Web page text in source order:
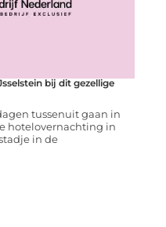
bij dit gezellige
tussenuit gaan in
hotelovernachting in
in de